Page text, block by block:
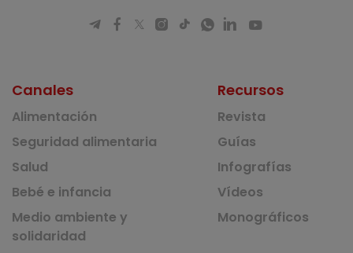
Canales
Alimentación
Seguridad alimentaria
Salud
Bebé e infancia
Medio ambiente y
solidaridad
Recursos
Revista
Guías
Infografías
Vídeos
Monográficos